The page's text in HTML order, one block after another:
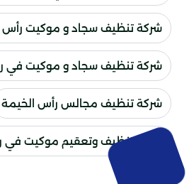
شركة تنظيف سجاد و موكيت رأس
شركة تنظيف سجاد و موكيت في
شركة تنظيف مجالس رأس الخيمة
شركة تنظيف وتعقيم موكيت في